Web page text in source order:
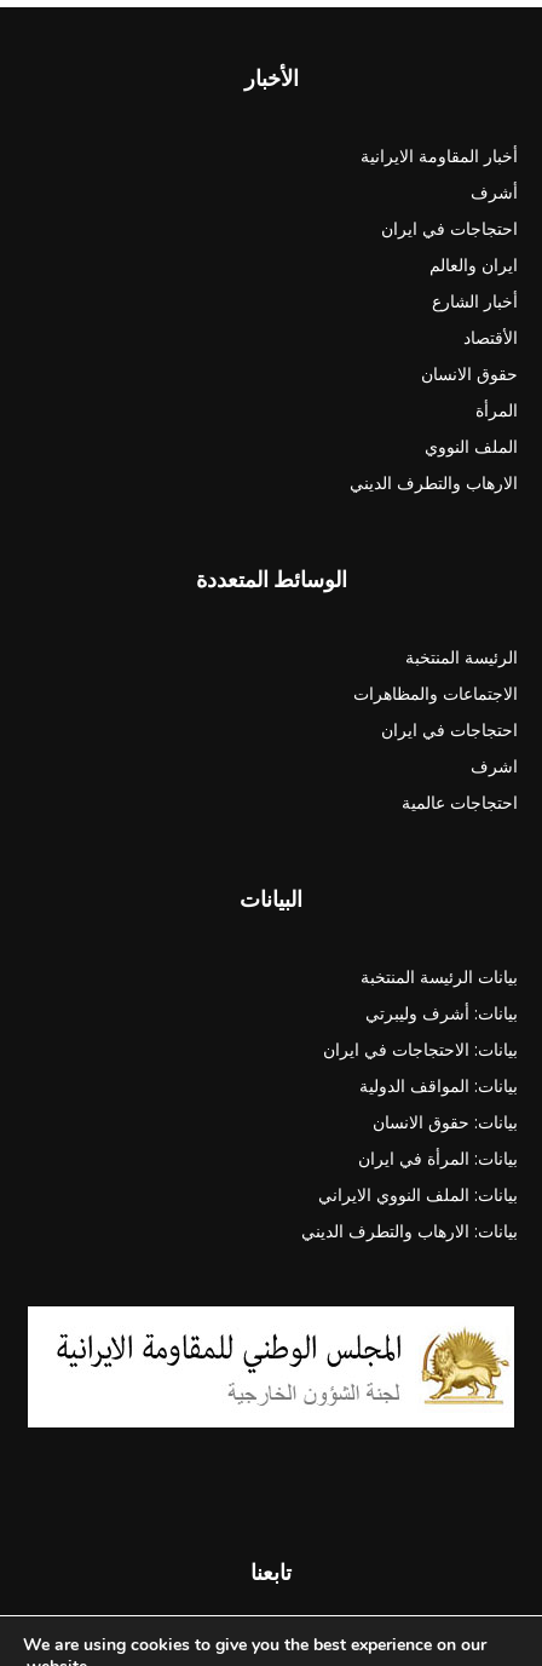
الأخبار
أخبار المقاومة الايرانية
أشرف
احتجاجات في ايران
ايران والعالم
أخبار الشارع
الأقتصاد
حقوق الانسان
المرأة
الملف النووي
الارهاب والتطرف الديني
الوسائط المتعددة
الرئيسة المنتخبة
الاجتماعات والمظاهرات
احتجاجات في ايران
اشرف
احتجاجات عالمية
البيانات
بيانات الرئيسة المنتخبة
بيانات: أشرف وليبرتي
بيانات: الاحتجاجات في ايران
بيانات: المواقف الدولية
بيانات: حقوق الانسان
بيانات: المرأة في ايران
بيانات: الملف النووي الايراني
بيانات: الارهاب والتطرف الديني
تابعنا
We are using cookies to give you the best experience on our